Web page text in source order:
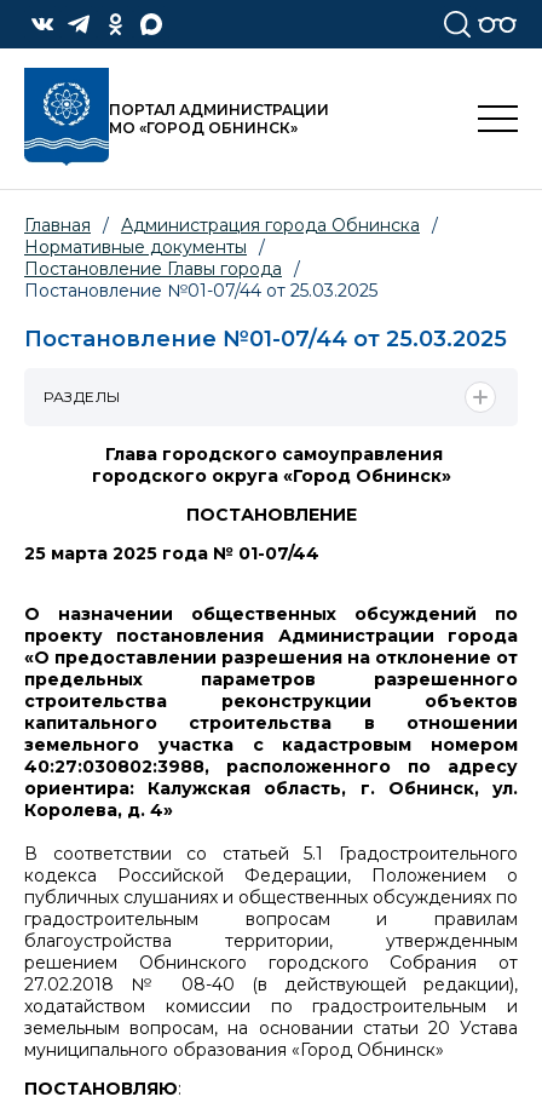
ПОРТАЛ АДМИНИСТРАЦИИ
МО «ГОРОД ОБНИНСК»
Главная / Администрация города Обнинска
/
Нормативные документы
/
Постановление Главы города
/
Постановление №01-07/44 от 25.03.2025
Постановление №01-07/44 от 25.03.2025
Глава городского самоуправления
городского округа «Город Обнинск»
ПОСТАНОВЛЕНИЕ
25 марта 2025 года № 01-07/44
О назначении общественных обсуждений по
проекту постановления Администрации города
«О предоставлении разрешения на отклонение от
предельных параметров разрешенного
строительства реконструкции объектов
капитального строительства в отношении
земельного участка с кадастровым номером
40:27:030802:3988, расположенного по адресу
ориентира: Калужская область, г. Обнинск, ул.
Королева, д. 4»
В соответствии со статьей 5.1 Градостроительного
кодекса Российской Федерации, Положением о
публичных слушаниях и общественных обсуждениях по
градостроительным вопросам и правилам
благоустройства территории, утвержденным
решением Обнинского городского Собрания от
27.02.2018 № 08-40 (в действующей редакции),
ходатайством комиссии по градостроительным и
земельным вопросам, на основании статьи 20 Устава
муниципального образования «Город Обнинск»
ПОСТАНОВЛЯЮ:
РАЗДЕЛЫ